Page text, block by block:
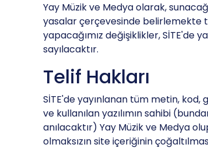
Yay Müzik ve Medya olarak,
yasalar çerçevesinde belirlemekte
yapacağımız değişiklikler, SİTE'de
sayılacaktır.
Telif Hakları
SİTE'de yayınlanan tüm metin,
ve kullanılan yazılımın sahibi
anılacaktır) Yay Müzik ve Medya
olmaksızın site içeriğinin